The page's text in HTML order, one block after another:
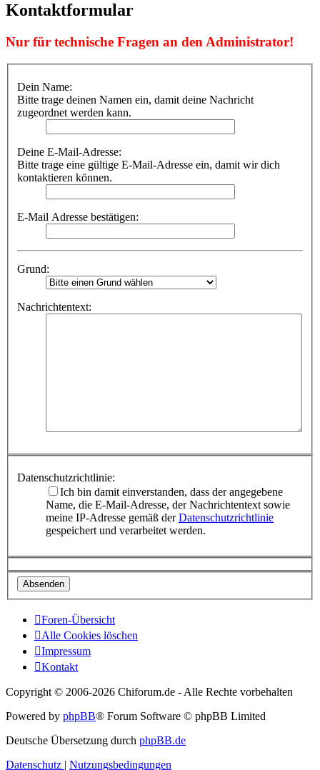
Kontaktformular
Nur für technische Fragen an den Administrator!
Dein Name:
Bitte trage deinen Namen ein, damit deine Nachricht
zugeordnet werden kann.
Deine E-Mail-Adresse:
Bitte trage eine gültige E-Mail-Adresse ein, damit wir dich
kontaktieren können.
E-Mail Adresse bestätigen:
Grund:
Nachrichtentext:
Datenschutzrichtlinie:
Ich bin damit einverstanden, dass der angegebene
Name, die E-Mail-Adresse, der Nachrichtentext sowie
meine IP-Adresse gemäß derDatenschutzrichtlinie
gespeichert und verarbeitet werden.
Foren-Übersicht
Alle Cookies löschen
Impressum
Kontakt
Copyright © 2006-2026 Chiforum.de - Alle Rechte vorbehalten
Powered by phpBB® Forum Software © phpBB Limited
Deutsche Übersetzung durch phpBB.de
Datenschutz
Nutzungsbedingungen